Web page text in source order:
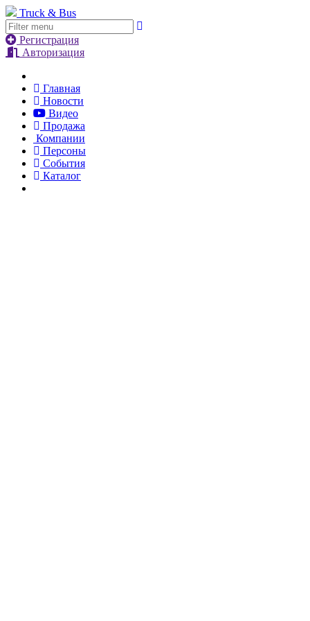
Truck & Bus
Регистрация
Авторизация
Главная
Новости
Видео
Продажа
Компании
Персоны
События
Каталог